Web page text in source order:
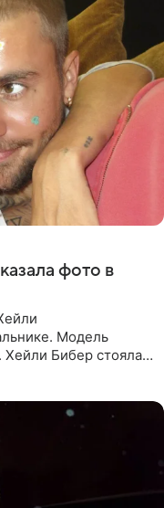
фото в
Модель
Хейли Бибер стояла